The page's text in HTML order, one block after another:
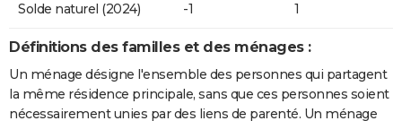
Solde naturel (2024) -1 1
Définitions des familles et des ménages :
Un ménage désigne l'ensemble des personnes qui partagent
la même résidence principale, sans que ces personnes soient
nécessairement unies par des liens de parenté. Un ménage